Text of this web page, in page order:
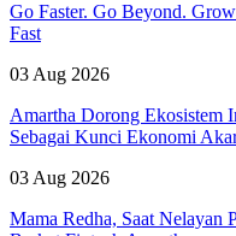
Go Faster. Go Beyond.
Fast
03 Aug 2026
Amartha Dorong Ekosistem
Sebagai Kunci Ekonomi
03 Aug 2026
Mama Redha, Saat Nelayan